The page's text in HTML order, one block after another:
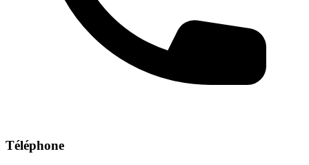
Téléphone